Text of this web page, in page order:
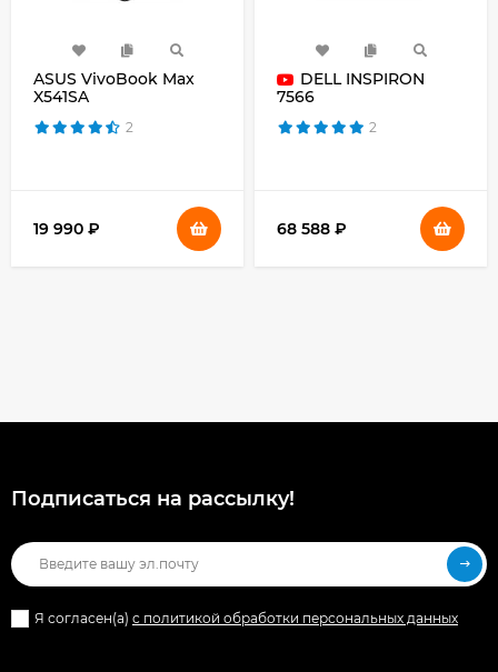
ASUS VivoBook Max
X541SA
2
19 990 ₽
DELL INSPIRON
7566
2
68 588 ₽
Подписаться на рассылкy!
Я согласен(a) с политикой обработки персональных данных